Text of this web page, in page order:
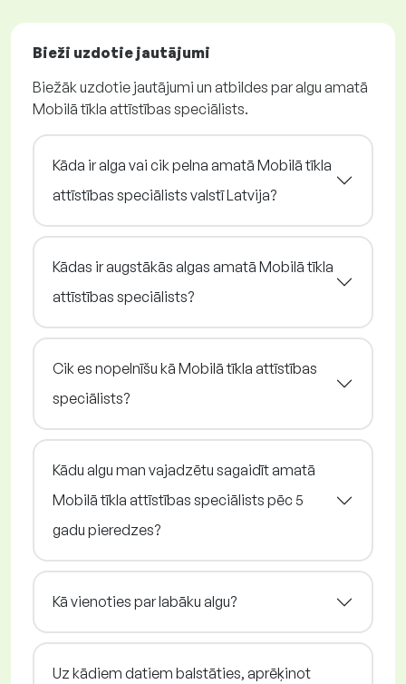
Bieži uzdotie jautājumi
Biežāk uzdotie jautājumi un atbildes par algu amatā
Mobilā tīkla attīstības speciālists.
Kāda ir alga vai cik pelna amatā Mobilā tīkla
attīstības speciālists valstī Latvija?
Kādas ir augstākās algas amatā Mobilā tīkla
attīstības speciālists?
Cik es nopelnīšu kā Mobilā tīkla attīstības
speciālists?
Kādu algu man vajadzētu sagaidīt amatā
Mobilā tīkla attīstības speciālists pēc 5
gadu pieredzes?
Kā vienoties par labāku algu?
Uz kādiem datiem balstāties, aprēķinot